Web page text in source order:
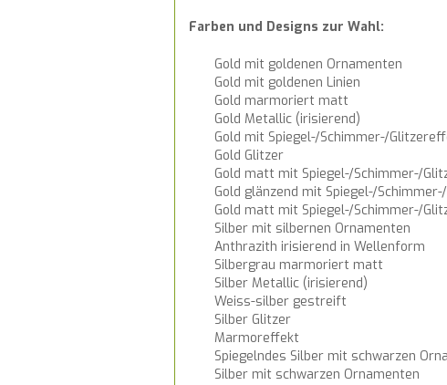
Farben und Designs zur Wahl:
Gold mit goldenen Ornamenten
Gold mit goldenen Linien
Gold marmoriert matt
Gold Metallic (irisierend)
Gold mit Spiegel-/Schimmer-/
Gold Glitzer
Gold matt mit Spiegel-/Schimmer-/
Gold glänzend mit Spiegel-/
Gold matt mit Spiegel-/Schimmer-/
Silber mit silbernen Ornamenten
Anthrazith irisierend in Wellenform
Silbergrau marmoriert matt
Silber Metallic (irisierend)
Weiss-silber gestreift
Silber Glitzer
Marmoreffekt
Spiegelndes Silber mit schwarzen
Silber mit schwarzen Ornamenten